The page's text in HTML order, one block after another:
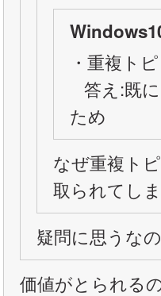
・重複ト
ため
なぜ重複ト
取られてし
疑問に思うな
価値がとられる